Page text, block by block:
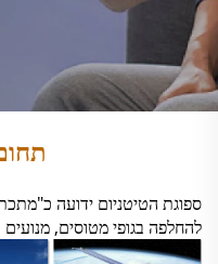
ספוגת הטיטניום ידועה
להחלפה בגופי מטוסים, מנועים